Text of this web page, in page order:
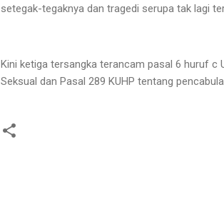
setegak-tegaknya dan tragedi serupa tak lagi
Kini ketiga tersangka terancam pasal 6 huruf c
Seksual dan Pasal 289 KUHP tentang